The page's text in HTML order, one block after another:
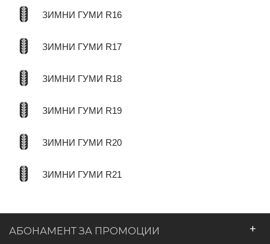
ЗИМНИ ГУМИ R16
ЗИМНИ ГУМИ R17
ЗИМНИ ГУМИ R18
ЗИМНИ ГУМИ R19
ЗИМНИ ГУМИ R20
ЗИМНИ ГУМИ R21
АБОНАМЕНТ ЗА ПРОМОЦИИ +